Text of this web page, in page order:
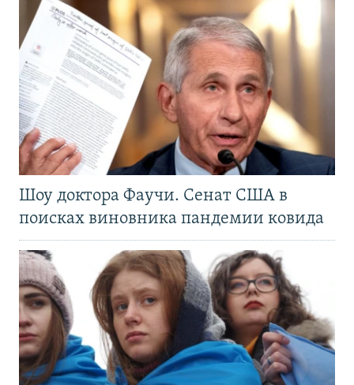
Шоу доктора Фаучи. Сенат США в
поисках виновника пандемии ковида